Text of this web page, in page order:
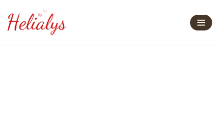
Aller